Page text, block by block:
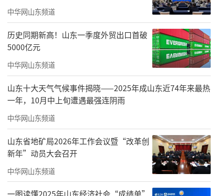
这是我的最新研究成果，也是实践思考。
人到了50岁了，该怎样读书？我提出“输入输
出读书观”，这是一个思想体系。最高效的读
书，是带着写作目的去读书。读书能报国，读
书能强国。其实不仅是50岁，更值得所有读书
人一阅。文章中的金句，大概有上百处，有我
心里流出来的血。我写的文章为45位国家领导
人批示，这是“输入输出读书观”的事实支
撑。
昨天是世界读书日，也是国家规定的“全
民读书周”开始落地。所以，当下读书气氛特
中华网山东频道
历史同期新高！山东一季度外贸出口首破
5000亿元
中华网山东频道
山东十大天气气候事件揭晓——2025年成山东近74年来最热
一年，10月中上旬遭遇最强连阴雨
中华网山东频道
山东省地矿局2026年工作会议暨“改革创
新年”动员大会召开
中华网山东频道